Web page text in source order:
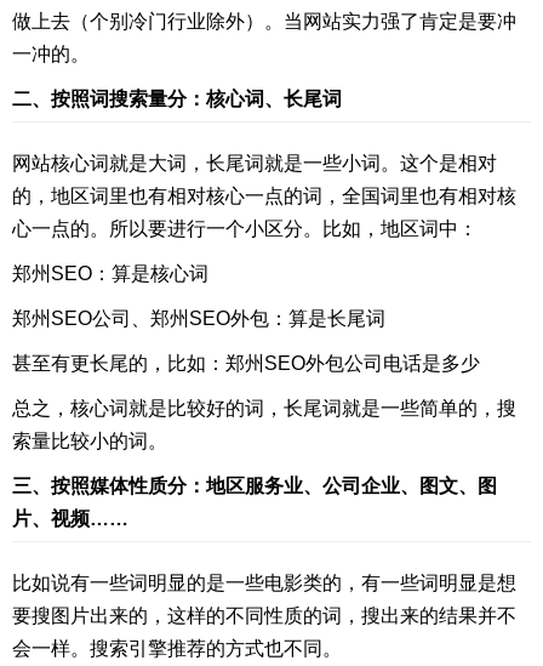
做上去（个别冷门行业除外）。当网站实力强了肯定是要冲
一冲的。
二、按照词搜索量分：核心词、长尾词
网站核心词就是大词，长尾词就是一些小词。这个是相对
的，地区词里也有相对核心一点的词，全国词里也有相对核
心一点的。所以要进行一个小区分。比如，地区词中：
郑州SEO：算是核心词
郑州SEO公司、郑州SEO外包：算是长尾词
甚至有更长尾的，比如：郑州SEO外包公司电话是多少
总之，核心词就是比较好的词，长尾词就是一些简单的，搜
索量比较小的词。
三、按照媒体性质分：地区服务业、公司企业、图文、图
片、视频……
比如说有一些词明显的是一些电影类的，有一些词明显是想
要搜图片出来的，这样的不同性质的词，搜出来的结果并不
会一样。搜索引擎推荐的方式也不同。